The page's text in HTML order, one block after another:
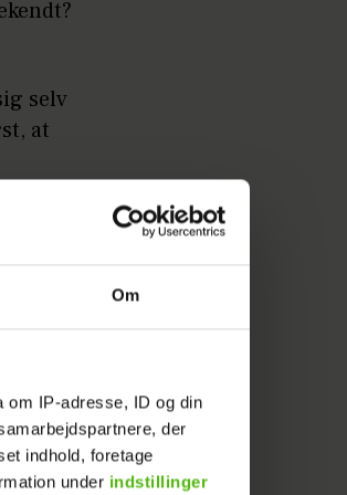
Om
om IP-adresse, ID og din
der
indhold, foretage
under indstillinger
selv
at
til
grad
finde
mærke